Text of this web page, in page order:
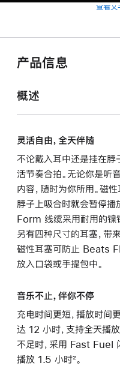
查看文
产品信息
概述
灵活自由，全天伴随
不论戴入耳中还是挂在
活节奏合拍。无论你是听
内容，随时为你所用。磁
脖子上吸合时就会暂停播
Form 线缆采用耐用的镍
另有四种尺寸的耳塞，带
磁性耳塞可防止 Beats
放入口袋或手提包中。
音乐不止，伴你不停
充电时间更短，播放时
达 12 小时，支持全天播
不足时，采用 Fast Fuel
播放 1.5 小时²。